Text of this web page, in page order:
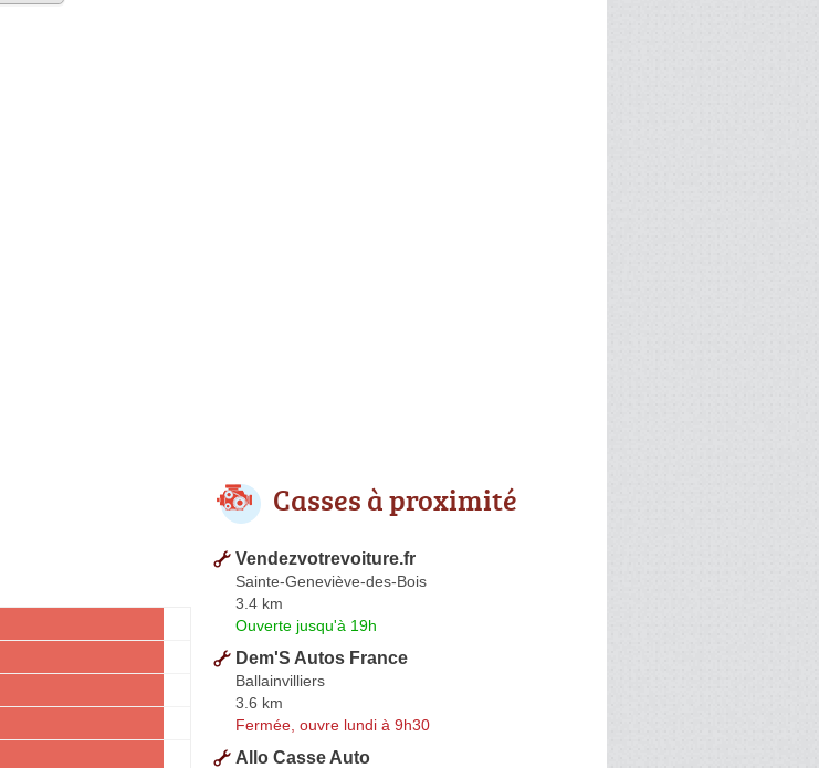
Casses à proximité
Vendezvotrevoiture.fr
Sainte-Geneviève-des-Bois
3.4 km
Ouverte jusqu'à 19h
Dem'S Autos France
Ballainvilliers
3.6 km
Fermée, ouvre lundi à 9h30
Allo Casse Auto